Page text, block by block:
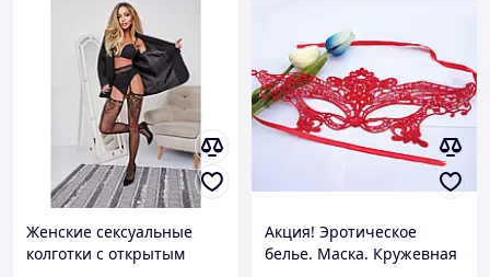
Женские сексуальные
колготки с открытым
Акция! Эротическое
белье. Маска. Кружевная